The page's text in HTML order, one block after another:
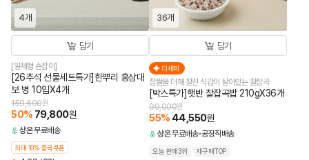
4개
담기
[일체형 손잡이]
[26추석 선물세트특가]한뿌리 홍삼대
보 병 10입X4개
159,600원
50% 79,800원
상온무료배송
최대 10% 중복쿠폰
36개
담기
더세페
찹쌀을 더해 찰진 식감이 살아있는 찰잡곡
[박스특가]햇반 찰잡곡밥 210gX36개
99,000원
55% 44,550원
상온무료배송 공장직배송
오늘 판매3위
재구매TOP